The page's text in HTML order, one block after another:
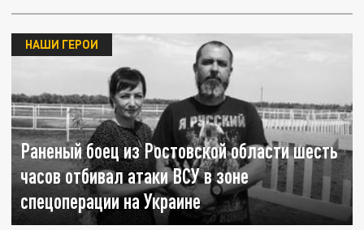
Раненый боец из Ростовской области шесть
часов отбивал атаки ВСУ в зоне
спецоперации на Украине
НАШИ ГЕРОИ